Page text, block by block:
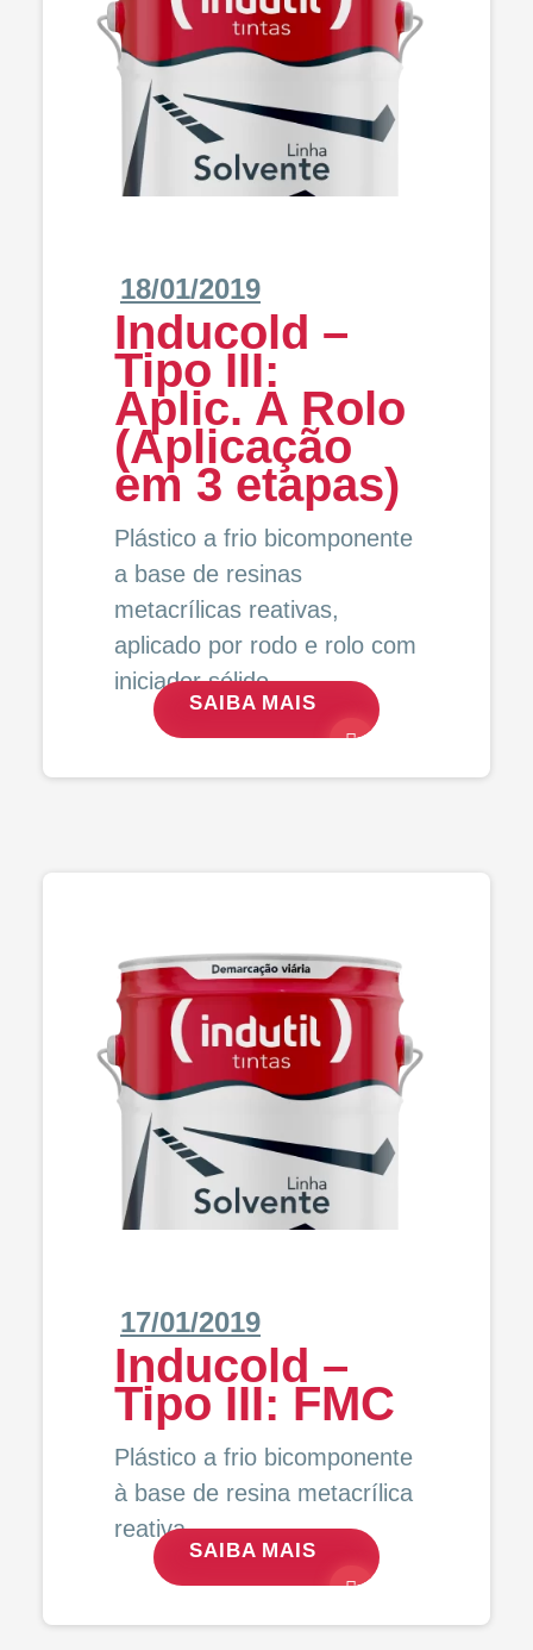
18/01/2019
Inducold –
Tipo III:
Aplic. A Rolo
(Aplicação
em 3 etapas)
Plástico a frio bicomponente
a base de resinas
metacrílicas reativas,
aplicado por rodo e rolo com
iniciador sólido.
SAIBA MAIS
17/01/2019
Inducold –
Tipo III: FMC
Plástico a frio bicomponente
à base de resina metacrílica
reativa.
SAIBA MAIS